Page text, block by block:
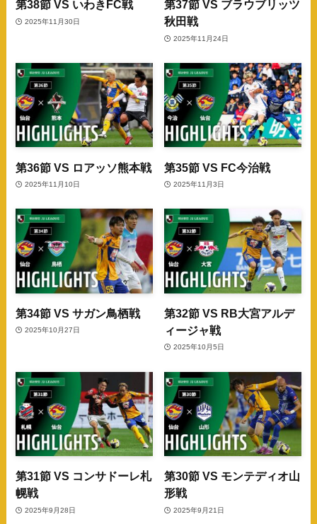
第38節 VS いわきFC戦
2025年11月30日
第37節 VS ブラウブリッツ
秋田戦
2025年11月24日
第36節 VS ロアッソ熊本戦
2025年11月10日
第35節 VS FC今治戦
2025年11月3日
第34節 VS サガン鳥栖戦
2025年10月27日
第32節 VS RB大宮アルデ
ィージャ戦
2025年10月5日
第31節 VS コンサドーレ札
幌戦
2025年9月28日
第30節 VS モンテディオ山
形戦
2025年9月21日